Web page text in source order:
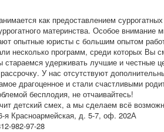
как предоставлением
материнства. Особое
опытные юристы с большим опытом
несколько программ, среди которых Вы
удерживать лучшие и честные
У нас отсутствуют
драгоценное и стали счастливыми
бесплодия, не отчаивайтесь!
детский смех, а мы сделаем всё
я Красноармейская, д. 5-7, оф. 202А
982-97-28